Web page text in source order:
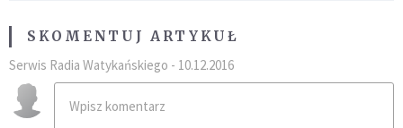
SKOMENTUJ ARTYKUŁ
Serwis Radia Watykańskiego - 10.12.2016